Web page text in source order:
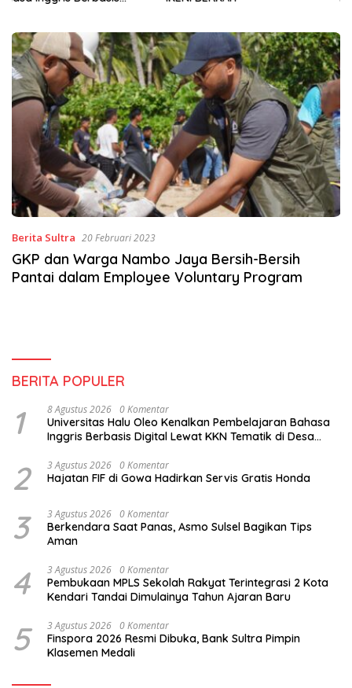
Berita Sultra 20 Februari 2023
GKP dan Warga Nambo Jaya Bersih-Bersih
Pantai dalam Employee Voluntary Program
BERITA POPULER
1 8 Agustus 2026 0 Komentar
Universitas Halu Oleo Kenalkan Pembelajaran Bahasa
Inggris Berbasis Digital Lewat KKN Tematik di Desa
2 3 Agustus 2026 0 Komentar
Hajatan FIF di Gowa Hadirkan Servis Gratis Honda
3 3 Agustus 2026 0 Komentar
Berkendara Saat Panas, Asmo Sulsel Bagikan Tips
Aman
4 3 Agustus 2026 0 Komentar
Pembukaan MPLS Sekolah Rakyat Terintegrasi 2 Kota
Kendari Tandai Dimulainya Tahun Ajaran Baru
5 3 Agustus 2026 0 Komentar
Finspora 2026 Resmi Dibuka, Bank Sultra Pimpin
Klasemen Medali